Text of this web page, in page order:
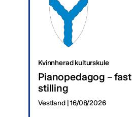
Kvinnherad kulturskule
Pianopedagog – fast
stilling
Vestland | 16/08/2026